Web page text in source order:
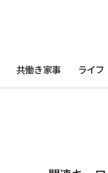
共働き家事 ライフ